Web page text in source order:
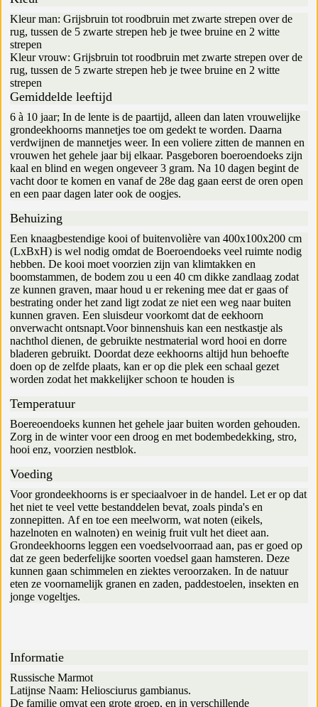
Kleur man: Grijsbruin tot roodbruin met zwarte strepen over de
rug, tussen de 5 zwarte strepen heb je twee bruine en 2 witte
strepen
Kleur vrouw: Grijsbruin tot roodbruin met zwarte strepen over de
rug, tussen de 5 zwarte strepen heb je twee bruine en 2 witte
strepen
Gemiddelde leeftijd
6 à 10 jaar; In de lente is de paartijd, alleen dan laten vrouwelijke
grondeekhoorns mannetjes toe om gedekt te worden. Daarna
verdwijnen de mannetjes weer. In een voliere zitten de mannen en
vrouwen het gehele jaar bij elkaar. Pasgeboren boeroendoeks zijn
kaal en blind en wegen ongeveer 3 gram. Na 10 dagen begint de
vacht door te komen en vanaf de 28e dag gaan eerst de oren open
en een paar dagen later ook de oogjes.
Behuizing
Een knaagbestendige kooi of buitenvolière van 400x100x200 cm
(LxBxH) is wel nodig omdat de Boeroendoeks veel ruimte nodig
hebben. De kooi moet voorzien zijn van klimtakken en
boomstammen, de bodem zou u een 40 cm dikke zandlaag zodat
ze kunnen graven, maar houd u er rekening mee dat er gaas of
bestrating onder het zand ligt zodat ze niet een weg naar buiten
kunnen graven. Een sluisdeur voorkomt dat de eekhoorn
onverwacht ontsnapt.Voor binnenshuis kan een nestkastje als
nachthol dienen, de gebruikte nestmaterial word hooi en dorre
bladeren gebruikt. Doordat deze eekhoorns altijd hun behoefte
doen op de zelfde plaats, kan er op die plek een schaal gezet
worden zodat het makkelijker schoon te houden is
Temperatuur
Boereoendoeks kunnen het gehele jaar buiten worden gehouden.
Zorg in de winter voor een droog en met bodembedekking, stro,
hooi enz, voorzien nestblok.
Voeding
Voor grondeekhoorns is er speciaalvoer in de handel. Let er op dat
het niet te veel vette bestanddelen bevat, zoals pinda's en
zonnepitten. Af en toe een meelworm, wat noten (eikels,
hazelnoten en walnoten) en weinig fruit vult het dieet aan.
Grondeekhoorns leggen een voedselvoorraad aan, pas er goed op
dat ze geen bederfelijke soorten voedsel gaan hamsteren. Deze
kunnen gaan schimmelen en ziektes veroorzaken. In de natuur
eten ze voornamelijk granen en zaden, paddestoelen, insekten en
jonge vogeltjes.
Informatie
Russische Marmot
Latijnse Naam: Heliosciurus gambianus.
De familie omvat een grote groep, en in verschillende